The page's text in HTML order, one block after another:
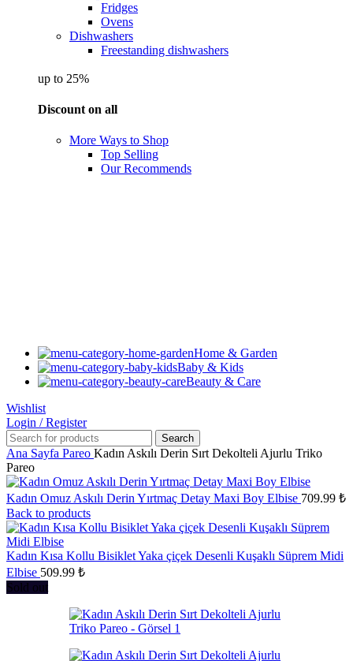
Fridges
Ovens
Dishwashers
Freestanding dishwashers
up to 25%
Discount on all
More Ways to Shop
Top Selling
Our Recommends
Home & Garden
Baby & Kids
Beauty & Care
Wishlist
Login / Register
Search
Ana Sayfa Pareo Kadın Askılı Derin Sırt Dekolteli Ajurlu Triko
Pareo
Kadın Omuz Askılı Derin Yırtmaç Detay Maxi Boy Elbise 709.99 ₺
Back to products
Kadın Kısa Kollu Bisiklet Yaka çiçek Desenli Kuşaklı Süprem Midi
Elbise 509.99 ₺
Sold out